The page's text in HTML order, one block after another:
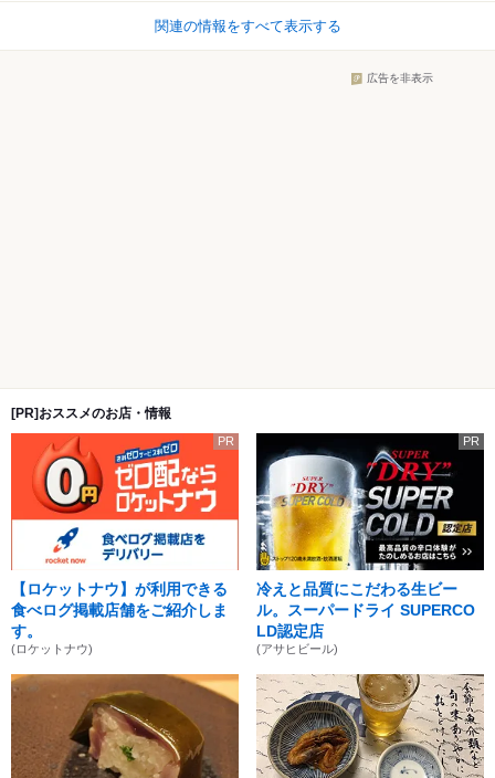
関連の情報をすべて表示する
広告を非表示
[PR]おススメのお店・情報
PR
【ロケットナウ】が利用できる
食べログ掲載店舗をご紹介しま
す。
(ロケットナウ)
PR
冷えと品質にこだわる生ビー
ル。スーパードライ SUPERCO
LD認定店
(アサヒビール)